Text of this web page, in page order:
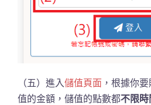
（五）進入儲值頁面 ，根據你
值的金額，儲值的點數都不限時